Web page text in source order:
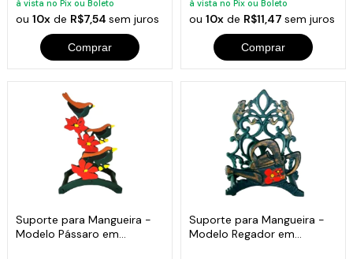
à vista no Pix ou Boleto
ou10x de R$7,54sem juros
Comprar
à vista no Pix ou Boleto
ou 10xde R$11,47 sem juros
Comprar
Suporte para Mangueira -
Modelo Pássaro em
Suporte para Mangueira -
Modelo Regador em